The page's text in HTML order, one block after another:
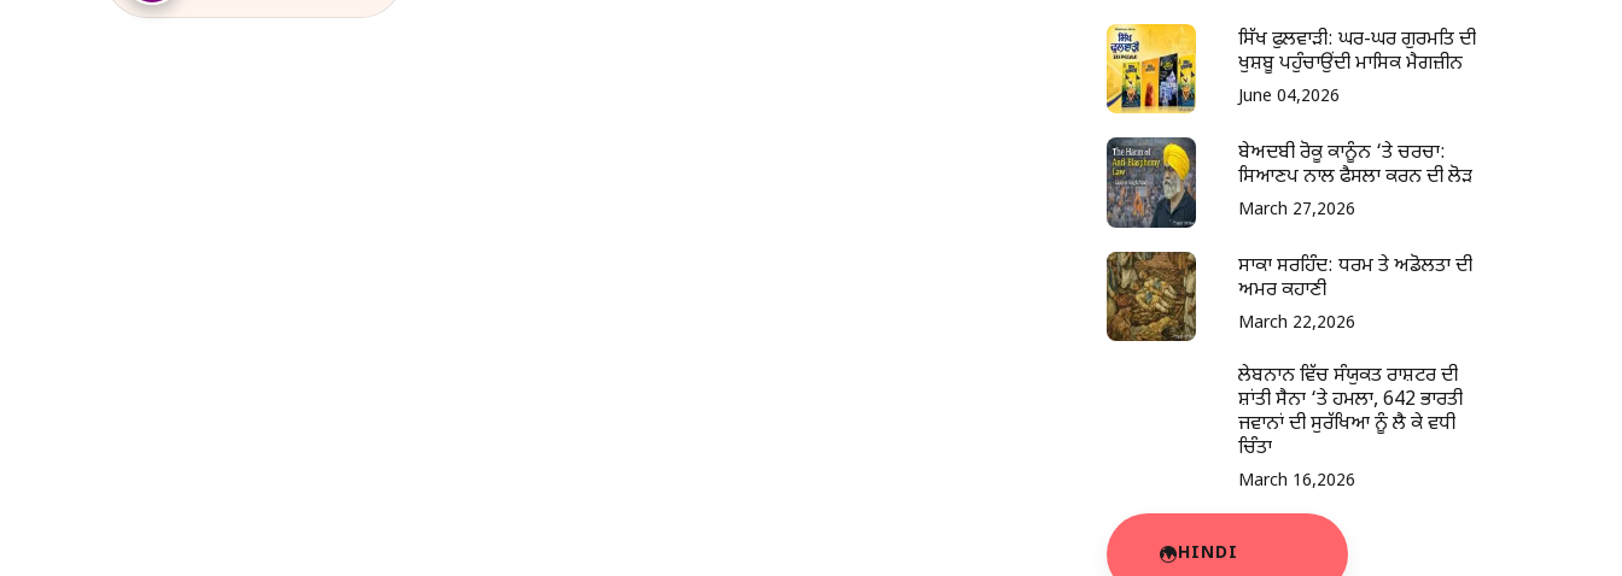
ਸਿੱਖ ਫੁਲਵਾੜੀ: ਘਰ-ਘਰ ਗੁਰਮਤਿ ਦੀ
ਖੁਸ਼ਬੂ ਪਹੁੰਚਾਉਂਦੀ ਮਾਸਿਕ ਮੈਗਜ਼ੀਨ
June 04,2026
ਬੇਅਦਬੀ ਰੋਕੂ ਕਾਨੂੰਨ ‘ਤੇ ਚਰਚਾ:
ਸਿਆਣਪ ਨਾਲ ਫੈਸਲਾ ਕਰਨ ਦੀ ਲੋੜ
March 27,2026
ਸਾਕਾ ਸਰਹਿੰਦ: ਧਰਮ ਤੇ ਅਡੋਲਤਾ ਦੀ
ਅਮਰ ਕਹਾਣੀ
March 22,2026
ਲੇਬਨਾਨ ਵਿੱਚ ਸੰਯੁਕਤ ਰਾਸ਼ਟਰ ਦੀ
ਸ਼ਾਂਤੀ ਸੈਨਾ ‘ਤੇ ਹਮਲਾ, 642 ਭਾਰਤੀ
ਜਵਾਨਾਂ ਦੀ ਸੁਰੱਖਿਆ ਨੂੰ ਲੈ ਕੇ ਵਧੀ
ਚਿੰਤਾ
March 16,2026
HINDI